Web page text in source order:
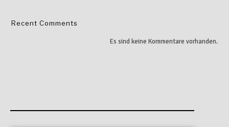
Recent Comments
Es sind keine Kommentare vorhanden.